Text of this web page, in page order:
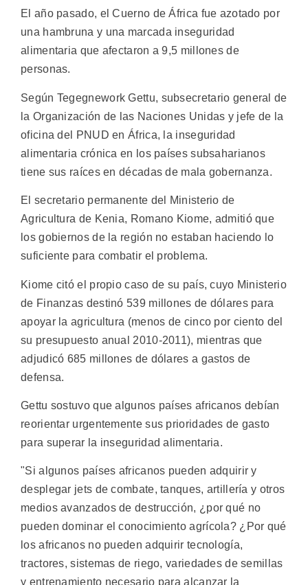
El año pasado, el Cuerno de África fue azotado por
una hambruna y una marcada inseguridad
alimentaria que afectaron a 9,5 millones de
personas.
Según Tegegnework Gettu, subsecretario general de
la Organización de las Naciones Unidas y jefe de la
oficina del PNUD en África, la inseguridad
alimentaria crónica en los países subsaharianos
tiene sus raíces en décadas de mala gobernanza.
El secretario permanente del Ministerio de
Agricultura de Kenia, Romano Kiome, admitió que
los gobiernos de la región no estaban haciendo lo
suficiente para combatir el problema.
Kiome citó el propio caso de su país, cuyo Ministerio
de Finanzas destinó 539 millones de dólares para
apoyar la agricultura (menos de cinco por ciento del
su presupuesto anual 2010-2011), mientras que
adjudicó 685 millones de dólares a gastos de
defensa.
Gettu sostuvo que algunos países africanos debían
reorientar urgentemente sus prioridades de gasto
para superar la inseguridad alimentaria.
"Si algunos países africanos pueden adquirir y
desplegar jets de combate, tanques, artillería y otros
medios avanzados de destrucción, ¿por qué no
pueden dominar el conocimiento agrícola? ¿Por qué
los africanos no pueden adquirir tecnología,
tractores, sistemas de riego, variedades de semillas
y entrenamiento necesario para alcanzar la